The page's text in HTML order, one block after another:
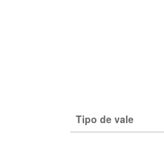
Tipo de vale